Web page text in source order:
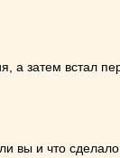
а затем встал
вы и что